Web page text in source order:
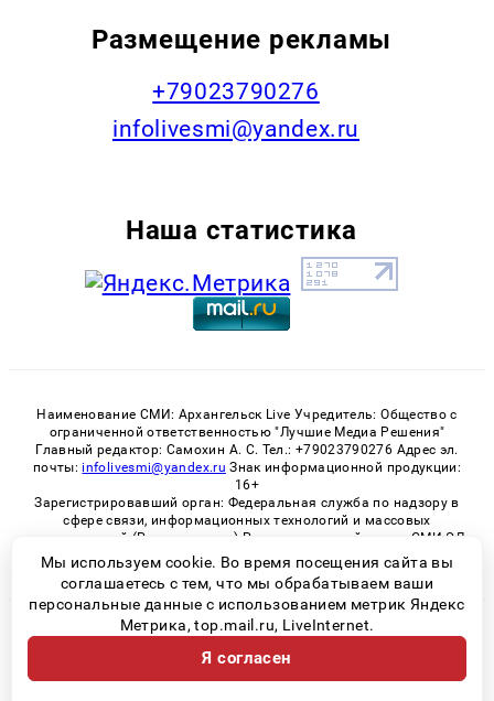
Размещение рекламы
+79023790276
infolivesmi@yandex.ru
Наша статистика
Наименование СМИ: Архангельск Live Учредитель: Общество с
ограниченной ответственностью "Лучшие Медиа Решения"
Главный редактор: Самохин А. С. Тел.: +79023790276 Адрес эл.
почты: infolivesmi@yandex.ru Знак информационной продукции:
16+
Зарегистрировавший орган: Федеральная служба по надзору в
сфере связи, информационных технологий и массовых
коммуникаций (Роскомнадзор) Регистрационный номер СМИ ЭЛ
№ ФС 77 - 82533 от 21.01.2022
© 2026 «Архангельск Live» | Все права защищены
Возрастная категория сайта 16+
Политика конфиденциальности
Мы используем cookie. Во время посещения сайта вы
соглашаетесь с тем, что мы обрабатываем ваши
персональные данные с использованием метрик Яндекс
Метрика, top.mail.ru, LiveInternet.
Я согласен